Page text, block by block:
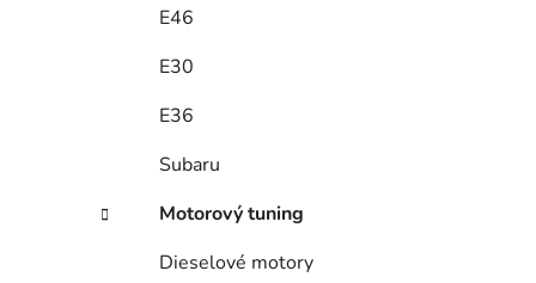
E46
E30
E36
Subaru
Motorový tuning
Dieselové motory